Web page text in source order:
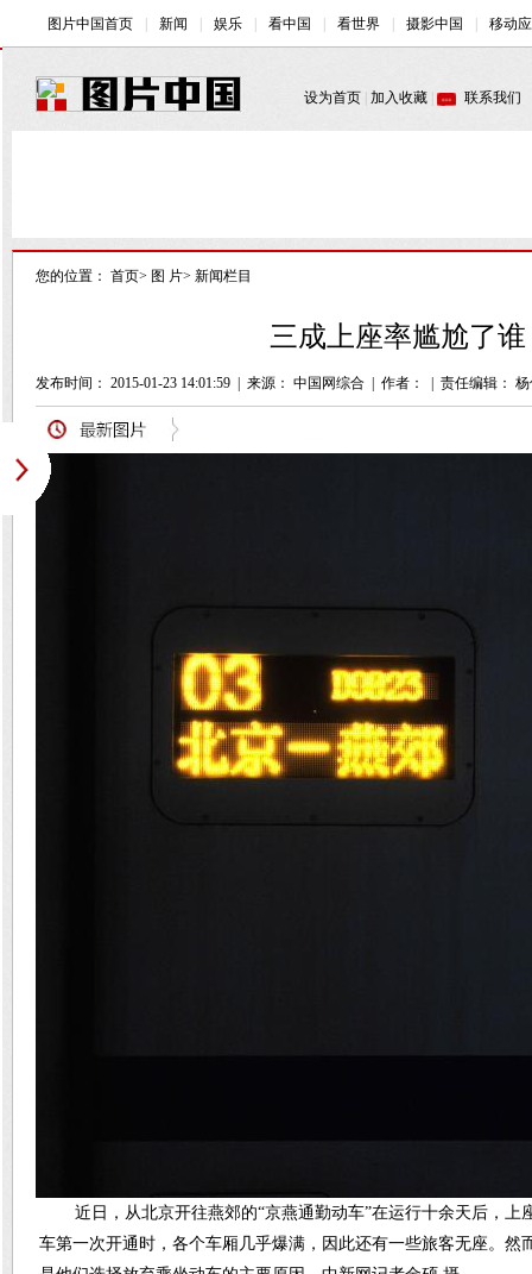
您的位置： 首页> 图 片> 新闻栏目
三成上座率尴尬了
发布时间： 2015-01-23 14:01:59 来源： 中国网综合 作者： 责任编辑：
近日，从北京开往燕郊的“京燕通勤动车”在运行十余天后，
车第一次开通时，各个车厢几乎爆满，因此还有一些旅客无座。